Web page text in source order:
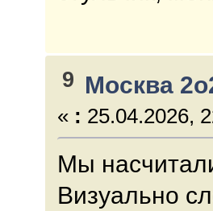
9 Москва
« : 25.04.2026,
Мы
Визуально